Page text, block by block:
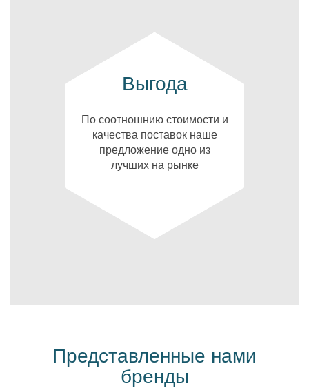
Выгода
По соотношнию стоимости и
качества поставок наше
предложение одно из
лучших на рынке
Представленные нами
бренды